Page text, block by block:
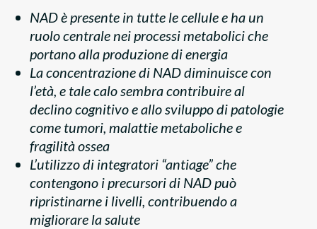
NAD è presente in tutte le cellule e ha un
ruolo centrale nei processi metabolici che
portano alla produzione di energia
La concentrazione di NAD diminuisce con
l’età, e tale calo sembra contribuire al
declino cognitivo e allo sviluppo di patologie
come tumori, malattie metaboliche e
fragilità ossea
L’utilizzo di integratori “antiage” che
contengono i precursori di NAD può
ripristinarne i livelli, contribuendo a
migliorare la salute